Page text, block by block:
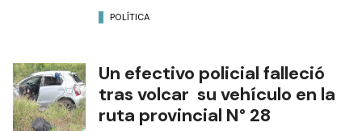
POLÍTICA
Un efectivo policial falleció
tras volcar su vehículo en la
ruta provincial N° 28